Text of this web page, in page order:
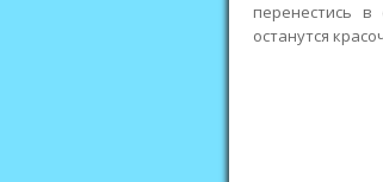
перенестись
останутся